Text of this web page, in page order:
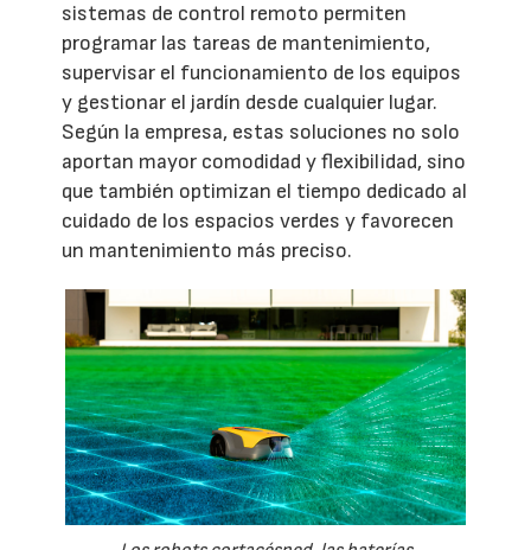
sistemas de control remoto permiten
programar las tareas de mantenimiento,
supervisar el funcionamiento de los equipos
y gestionar el jardín desde cualquier lugar.
Según la empresa, estas soluciones no solo
aportan mayor comodidad y flexibilidad, sino
que también optimizan el tiempo dedicado al
cuidado de los espacios verdes y favorecen
un mantenimiento más preciso.